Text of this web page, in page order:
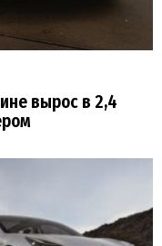
вырос в 2,4